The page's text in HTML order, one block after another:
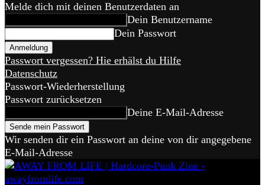
Melde dich mit deinen Benutzerdaten an
Dein Benutzername
Dein Passwort
Passwort vergessen? Hie erhälst du Hilfe
Datenschutz
Passwort-Wiederherstellung
Passwort zurücksetzen
Deine E-Mail-Adresse
Wir senden dir ein Passwort an deine von dir angegebene
E-Mail-Adresse